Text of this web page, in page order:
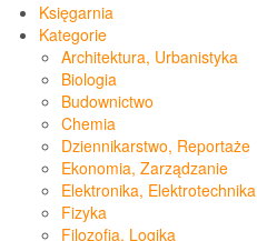
Księgarnia
Kategorie
Architektura, Urbanistyka
Biologia
Budownictwo
Chemia
Dziennikarstwo, Reportaże
Ekonomia, Zarządzanie
Elektronika, Elektrotechnika
Fizyka
Filozofia, Logika